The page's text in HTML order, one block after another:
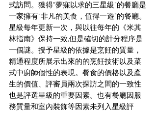
式訪問。獲得“夢寐以求的三星級”的餐廳是
一家擁有“非凡的美食，值得一遊”的餐廳。
星級每年更新一次，與以往每年的《米其
林指南》保持一致,但是確切的計分程序是
一個謎。授予星級的依據是烹飪的質量，
精通程度所展示出來的的烹飪技術以及菜
式中廚師個性的表現。餐食的價格以及產
生的價值、評審員兩次探訪之間的一致性
也是評選星級的重要因素。也有餐廳因服
務質量和室內裝飾等因素未列入星級評